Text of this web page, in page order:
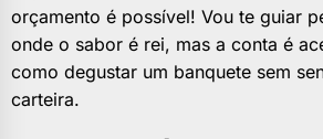
orçamento é possível! Vou te guiar
onde o sabor é rei, mas a conta é
como degustar um banquete sem
carteira.